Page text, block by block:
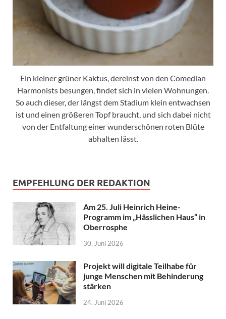
Ein kleiner grüner Kaktus, dereinst von den Comedian
Harmonists besungen, findet sich in vielen Wohnungen.
So auch dieser, der längst dem Stadium klein entwachsen
ist und einen größeren Topf braucht, und sich dabei nicht
von der Entfaltung einer wunderschönen roten Blüte
abhalten lässt.
EMPFEHLUNG DER REDAKTION
Am 25. Juli Heinrich Heine-
Programm im „Hässlichen Haus“ in
Oberrosphe
30. Juni 2026
Projekt will digitale Teilhabe für
junge Menschen mit Behinderung
stärken
24. Juni 2026